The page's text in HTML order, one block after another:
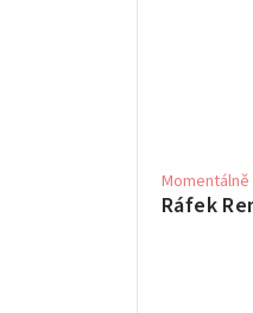
Ráfek